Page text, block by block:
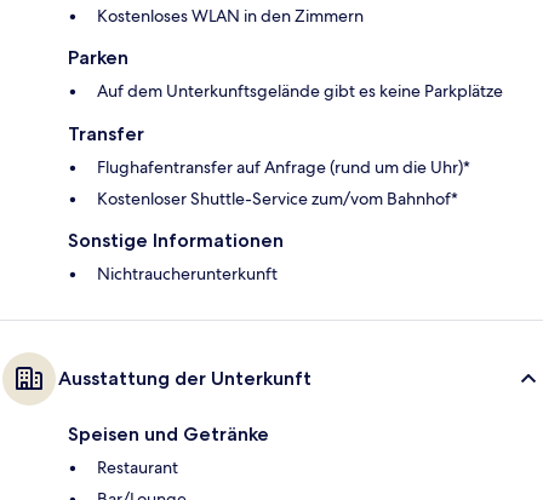
Kostenloses WLAN in den Zimmern
Parken
Auf dem Unterkunftsgelände gibt es keine Parkplätze
Transfer
Flughafentransfer auf Anfrage (rund um die Uhr)*
Kostenloser Shuttle-Service zum/vom Bahnhof*
Sonstige Informationen
Nichtraucherunterkunft
Ausstattung der Unterkunft
Speisen und Getränke
Restaurant